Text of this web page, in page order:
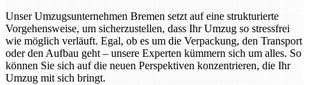
Unser Umzugsunternehmen Bremen setzt auf eine strukturierte
Vorgehensweise, um sicherzustellen, dass Ihr Umzug so stressfrei
wie möglich verläuft. Egal, ob es um die Verpackung, den Transport
oder den Aufbau geht – unsere Experten kümmern sich um alles. So
können Sie sich auf die neuen Perspektiven konzentrieren, die Ihr
Umzug mit sich bringt.